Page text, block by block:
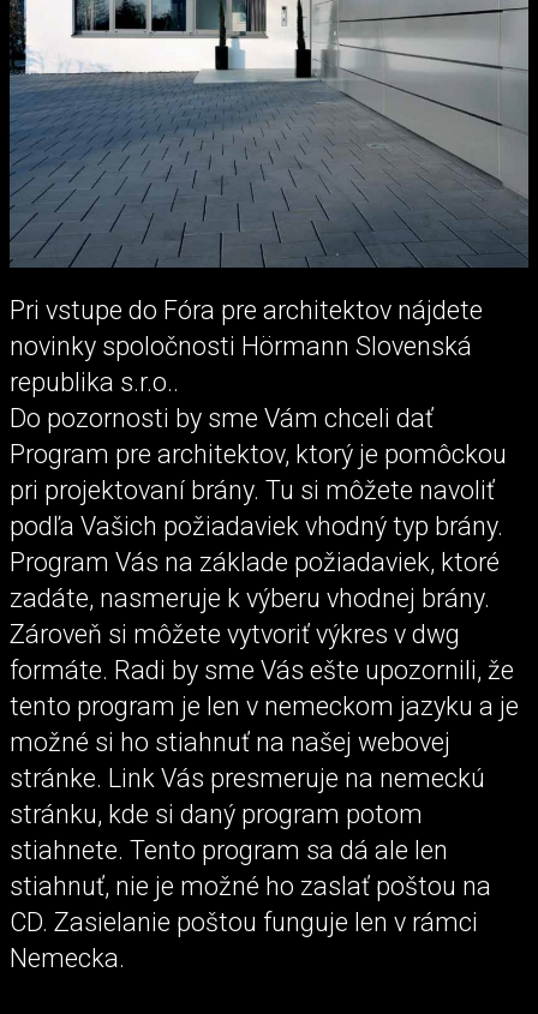
Pri vstupe do Fóra pre architektov nájdete
novinky spoločnosti Hörmann Slovenská
republika s.r.o..
Do pozornosti by sme Vám chceli dať
Program pre architektov, ktorý je pomôckou
pri projektovaní brány. Tu si môžete navoliť
podľa Vašich požiadaviek vhodný typ brány.
Program Vás na základe požiadaviek, ktoré
zadáte, nasmeruje k výberu vhodnej brány.
Zároveň si môžete vytvoriť výkres v dwg
formáte. Radi by sme Vás ešte upozornili, že
tento program je len v nemeckom jazyku a je
možné si ho stiahnuť na našej webovej
stránke. Link Vás presmeruje na nemeckú
stránku, kde si daný program potom
stiahnete. Tento program sa dá ale len
stiahnuť, nie je možné ho zaslať poštou na
CD. Zasielanie poštou funguje len v rámci
Nemecka.